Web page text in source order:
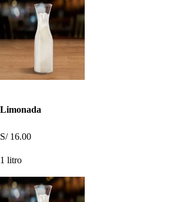
Limonada
S/ 16.00
1 litro